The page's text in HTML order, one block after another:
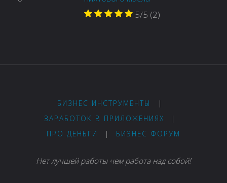
5/5 (2)
БИЗНЕС ИНСТРУМЕНТЫ
|
ЗАРАБОТОК В ПРИЛОЖЕНИЯХ
|
ПРО ДЕНЬГИ
| БИЗНЕС ФОРУМ
Нет лучшей работы чем работа над собой!